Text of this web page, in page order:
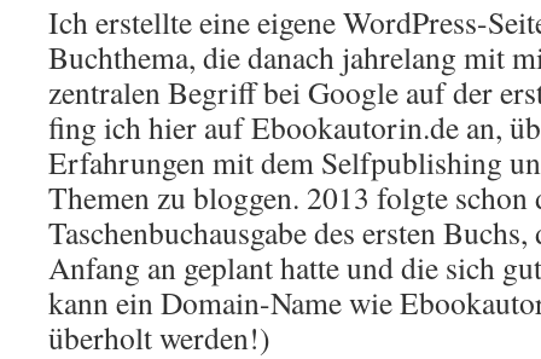
Ich erstellte eine eigene WordPress-
Buchthema, die danach jahrelang mit
zentralen Begriff bei Google auf der
fing ich hier auf Ebookautorin.de an,
Erfahrungen mit dem Selfpublishing
Themen zu bloggen. 2013 folgte schon
Taschenbuchausgabe des ersten
Anfang an geplant hatte und die sich
kann ein Domain-Name wie
überholt werden!)